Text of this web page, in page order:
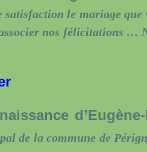
satisfaction le mariage
nos félicitations …
d’Eugène-
de la commune de